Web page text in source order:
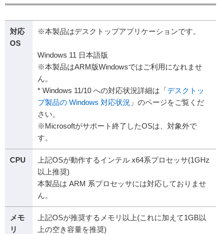
対応
OS
※本製品はデスクトップアプリケーションです。
Windows 11 日本語版
※本製品はARM版Windowsではご利用になれませ
ん。
* Windows 11/10 への対応状況詳細は「デスクトッ
プ製品の Windows 対応状況 」のページをご覧くだ
さい。
※Microsoftがサポート終了したOSは、対象外で
す。
CPU
上記OSが動作するインテル x64系プロセッサ(1GHz
以上推奨)
本製品は ARM 系プロセッサには対応しておりませ
ん。
メモ
リ
上記OSが推奨するメモリ以上(これに加えて1GB以
上の空き容量を推奨)